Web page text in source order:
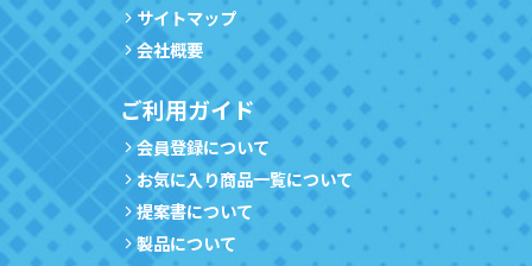
サイトマップ
会社概要
ご利用ガイド
会員登録について
お気に入り商品一覧について
提案書について
製品について